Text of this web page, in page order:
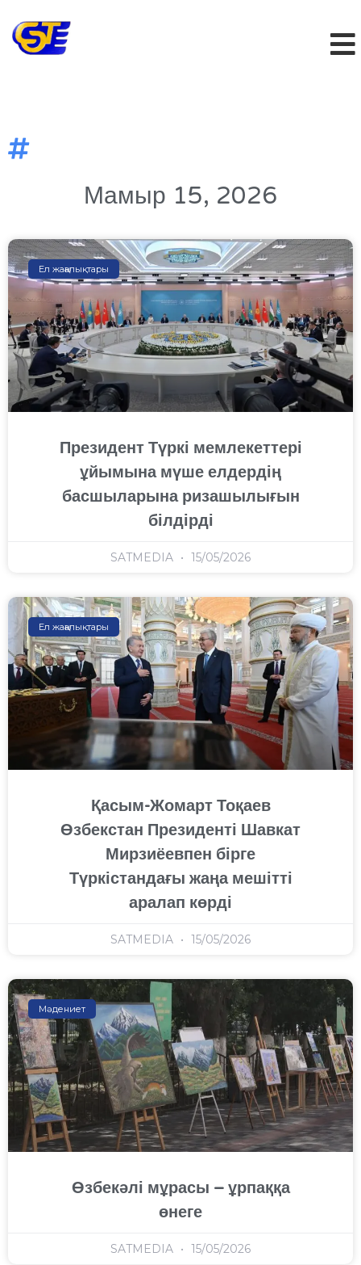
Мамыр 15, 2026
Ел жаңалықтары
Президент Түркі мемлекеттері
ұйымына мүше елдердің
басшыларына ризашылығын
білдірді
SATMEDIA 15/05/2026
Ел жаңалықтары
Қасым-Жомарт Тоқаев
Өзбекстан Президенті Шавкат
Мирзиёевпен бірге
Түркістандағы жаңа мешітті
аралап көрді
SATMEDIA 15/05/2026
Мәдениет
Өзбекәлі мұрасы – ұрпаққа
өнеге
SATMEDIA 15/05/2026